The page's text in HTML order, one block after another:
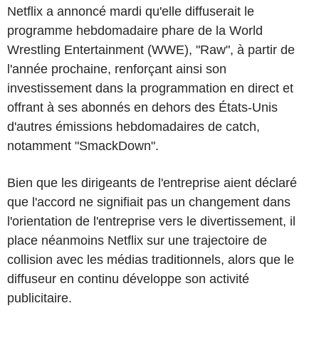
Netflix a annoncé mardi qu'elle diffuserait le
programme hebdomadaire phare de la World
Wrestling Entertainment (WWE), "Raw", à partir de
l'année prochaine, renforçant ainsi son
investissement dans la programmation en direct et
offrant à ses abonnés en dehors des États-Unis
d'autres émissions hebdomadaires de catch,
notamment "SmackDown".
Bien que les dirigeants de l'entreprise aient déclaré
que l'accord ne signifiait pas un changement dans
l'orientation de l'entreprise vers le divertissement, il
place néanmoins Netflix sur une trajectoire de
collision avec les médias traditionnels, alors que le
diffuseur en continu développe son activité
publicitaire.